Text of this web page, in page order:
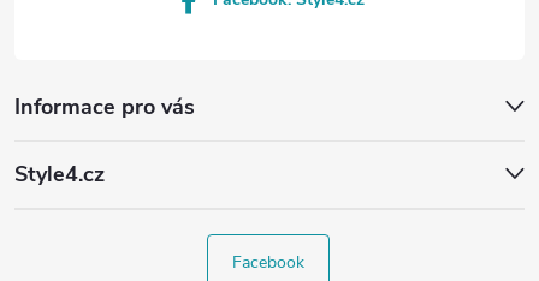
Informace pro vás
Style4.cz
Facebook